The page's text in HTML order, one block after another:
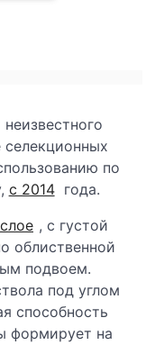
по
с 2014 года.
, с густой
облиственной
подвоем.
под углом
способность
формирует на